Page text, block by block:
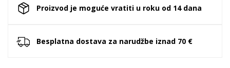
Proizvod je moguće vratiti u roku od 14 dana
Besplatna dostava za narudžbe iznad 70 €